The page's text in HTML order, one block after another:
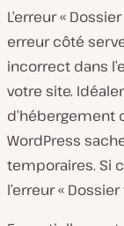
L’erreur «
erreur côté
incorrect dans
votre site.
d’hébergement
WordPress
temporaires. Si
l’erreur «